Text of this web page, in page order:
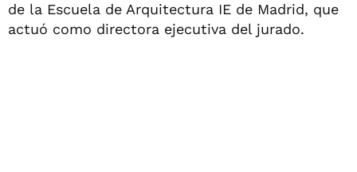
de la Escuela de Arquitectura IE de Madrid, que
actuó como directora ejecutiva del jurado.